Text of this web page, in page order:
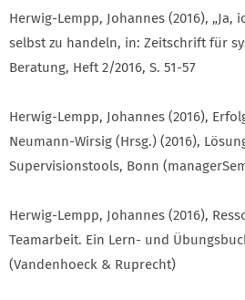
Herwig-Lempp, Johannes (2016), „Ja,
selbst zu handeln, in: Zeitschrift für
Beratung, Heft 2/2016, S. 51-57
Herwig-Lempp, Johannes (2016),
Neumann-Wirsig (Hrsg.) (2016),
Supervisionstools, Bonn
Herwig-Lempp, Johannes (2016),
Teamarbeit. Ein Lern- und
(Vandenhoeck & Ruprecht)